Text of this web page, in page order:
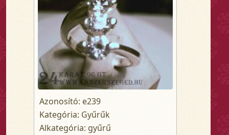
Azonosító: e239
Kategória: Gyűrűk
Alkategória: gyűrű